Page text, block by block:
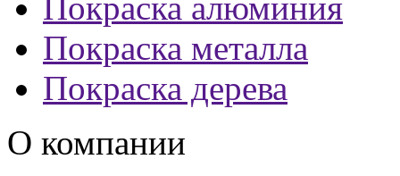
Покраска металла
Покраска дерева
О компании